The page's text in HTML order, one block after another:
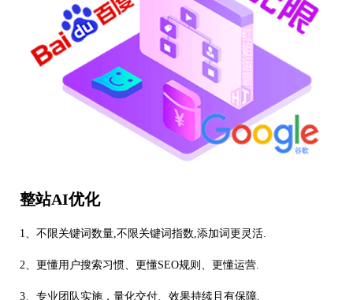
整站AI优化
1、不限关键词数量,不限关键词指数,添加词更灵活.
2、更懂用户搜索习惯、更懂SEO规则、更懂运营.
3、专业团队实施，量化交付、效果持续且有保障.